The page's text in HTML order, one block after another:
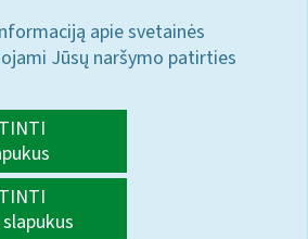
apie svetainės
Jūsų naršymo patirties